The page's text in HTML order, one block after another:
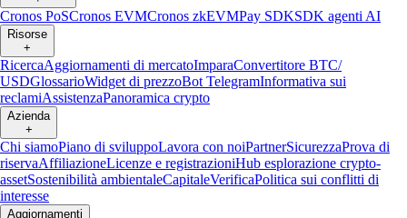
Cronos PoSCronos EVMCronos zkEVMPay SDKSDK agenti AI
Risorse
+
RicercaAggiornamenti di mercatoImparaConvertitore BTC/
USDGlossarioWidget di prezzoBot TelegramInformativa sui
reclamiAssistenzaPanoramica crypto
Azienda
+
Chi siamoPiano di sviluppoLavora con noiPartnerSicurezzaProva di
riservaAffiliazioneLicenze e registrazioniHub esplorazione crypto-
assetSostenibilità ambientaleCapitaleVerificaPolitica sui conflitti di
interesse
Aggiornamenti